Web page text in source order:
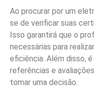
Ao procurar por um
se de verificar suas
Isso garantirá que o
necessárias para
eficiência. Além disso,
referências e
tomar uma decisão.